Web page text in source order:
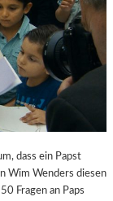
dass ein Papst
Wim Wenders diesen
Fragen an Paps